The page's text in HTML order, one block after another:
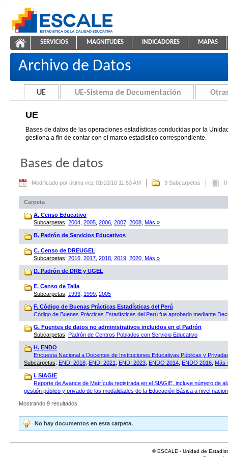
ESCALE - Unidad de Estadística Educativa
UE
NAVEGACIÓN
SERVICIOS MAGNITUDES INDICADORES MAPAS
Archivo de Datos
UE UE-Sistema de Documentación
UE
Bases de datos de las operaciones estadísticas conducidas por la
gestiona a fin de contar con el marco estadístico correspondiente.
Bases de datos
Modificado por última vez 01/10/10 11:53 AM 9 Subcarpetas 0
Carpeta
A. Censo Educativo
Subcarpetas: 2004 2005 2006 2007 2008 Más »
B. Padrón de Servicios Educativos
C. Censo de DREUGEL
Subcarpetas: 2016 2017 2018 2019 2020 Más »
D. Padrón de DRE y UGEL
E. Censo de Talla
Subcarpetas: 1993 1999 2005
F. Código de Buenas Prácticas Estadísticas del Perú
Código de Buenas Prácticas Estadísticas del Perú fue aprobado mediante
G. Fuentes de datos no administrativos incluidos en el Padrón
Subcarpetas: Padrón de Centros Poblados con Servicio Educativo
H. ENDO
Encuesta Nacional a Docentes de Instituciones Educativas Públicas y
Subcarpetas: ENDI 2018 ENDI 2021 ENDI 2023 ENDO 2014 ENDO 2016 Más
I. SIAGIE
Reporte de Avance de Matrícula registrada en el SIAGIE, incluye número de
gestión público y privado de las modalidades de la Educación Básica a nivel
Mostrando 9 resultados.
No hay documentos en esta carpeta.
© ESCALE - Unidad de